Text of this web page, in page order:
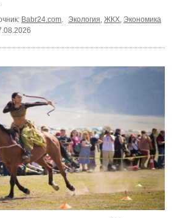
Babr24.com. Экология, ЖКХ, Экономика